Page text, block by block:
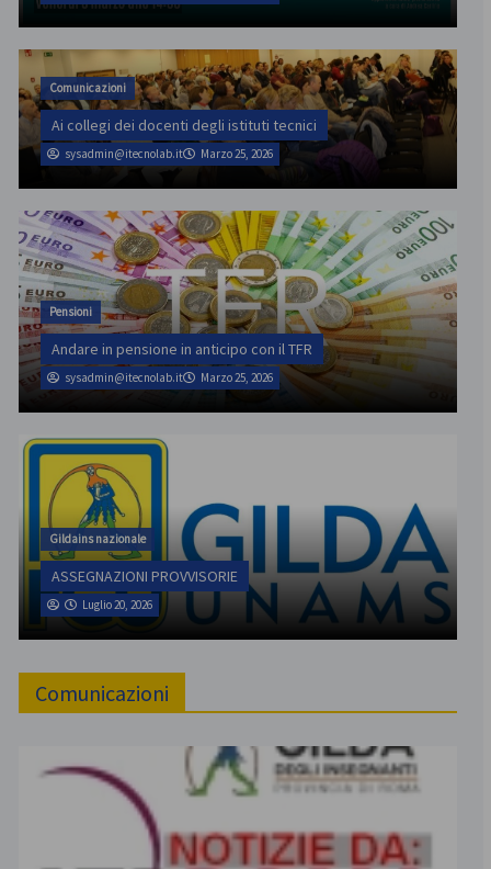
Comunicazioni
Ai collegi dei docenti degli istituti tecnici
sysadmin@itecnolab.it Marzo 25, 2026
Pensioni
Andare in pensione in anticipo con il TFR
sysadmin@itecnolab.it Marzo 25, 2026
Gildains nazionale
ASSEGNAZIONI PROVVISORIE
Luglio 20, 2026
Comunicazioni